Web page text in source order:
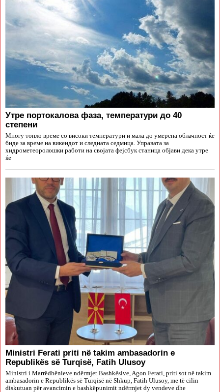
Утре портокалова фаза, температури до 40
степени
Многу топло време со високи температури и мала до умерена облачност ќе
биде за време на викендот и следната седмица. Управата за
хидрометеоролошки работи на својата фејсбук станица објави дека утре
ќе
Ministri Ferati priti në takim ambasadorin e
Republikës së Turqisë, Fatih Ulusoy
Ministri i Marrëdhënieve ndërmjet Bashkësive, Agon Ferati, priti sot në takim
ambasadorin e Republikës së Turqisë në Shkup, Fatih Ulusoy, me të cilin
diskutuan për avancimin e bashkëpunimit ndërmjet dy vendeve dhe